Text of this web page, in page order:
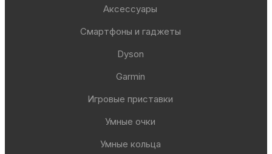
Аксессуары
Смартфоны и гаджеты
Dyson
Garmin
Игровые приставки
Умные очки
Умные кольца